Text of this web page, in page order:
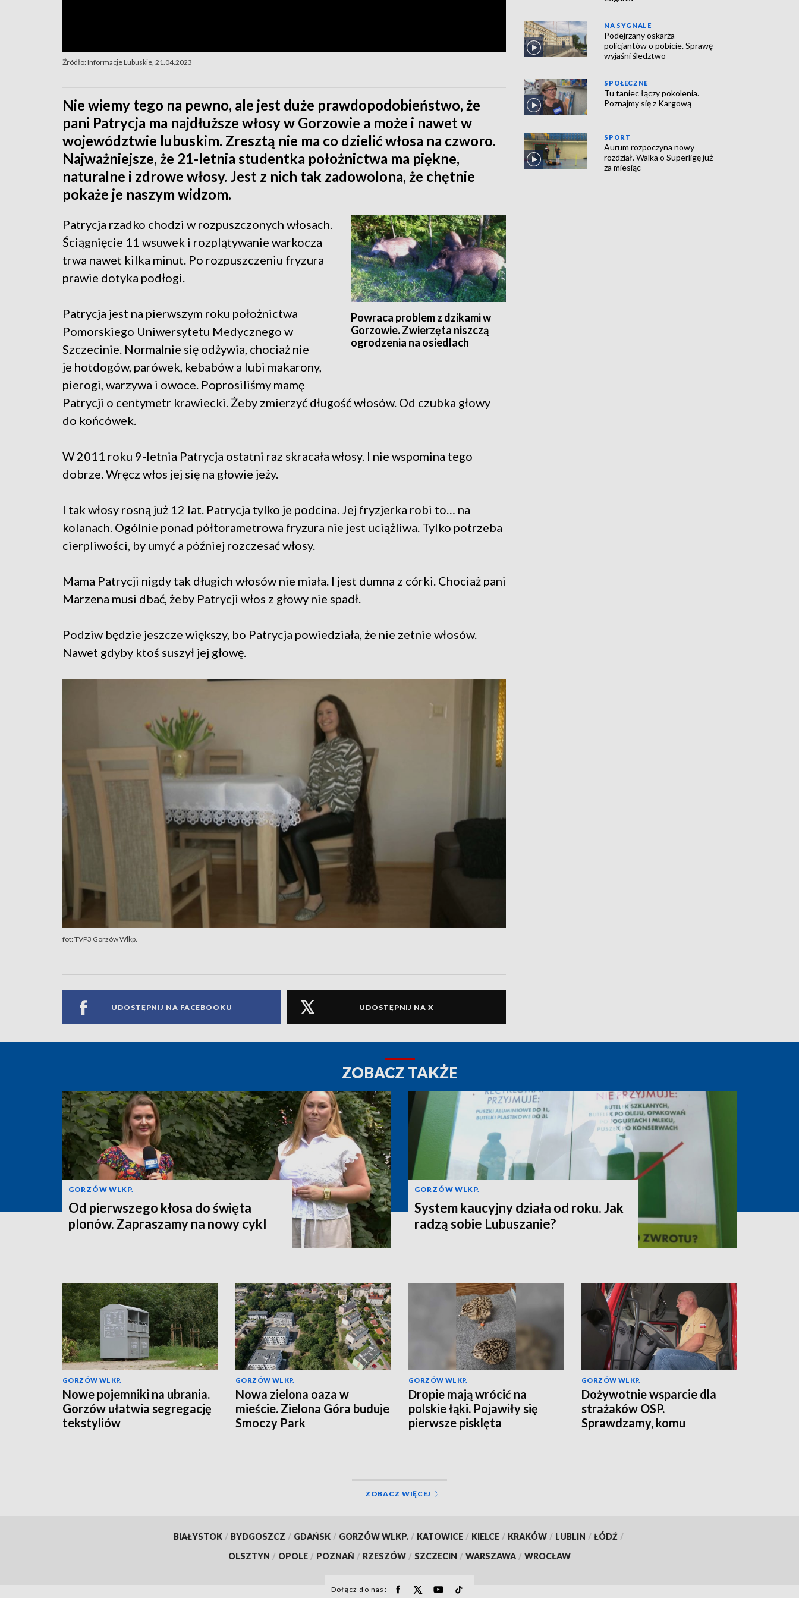
Źródło: Informacje Lubuskie, 21.04.2023
Nie wiemy tego na pewno, ale jest duże prawdopodobieństwo, że
pani Patrycja ma najdłuższe włosy w Gorzowie a może i nawet w
województwie lubuskim. Zresztą nie ma co dzielić włosa na czworo.
Najważniejsze, że 21-letnia studentka położnictwa ma piękne,
naturalne i zdrowe włosy. Jest z nich tak zadowolona, że chętnie
pokaże je naszym widzom.
Powraca problem z dzikami w
Gorzowie. Zwierzęta niszczą
ogrodzenia na osiedlach
Patrycja rzadko chodzi w rozpuszczonych włosach.
Ściągnięcie 11 wsuwek i rozplątywanie warkocza
trwa nawet kilka minut. Po rozpuszczeniu fryzura
prawie dotyka podłogi.
Patrycja jest na pierwszym roku położnictwa
Pomorskiego Uniwersytetu Medycznego w
Szczecinie. Normalnie się odżywia, chociaż nie
je hotdogów, parówek, kebabów a lubi makarony,
pierogi, warzywa i owoce. Poprosiliśmy mamę
Patrycji o centymetr krawiecki. Żeby zmierzyć długość włosów. Od czubka głowy
do końcówek.
W 2011 roku 9-letnia Patrycja ostatni raz skracała włosy. I nie wspomina tego
dobrze. Wręcz włos jej się na głowie jeży.
I tak włosy rosną już 12 lat. Patrycja tylko je podcina. Jej fryzjerka robi to… na
kolanach. Ogólnie ponad półtorametrowa fryzura nie jest uciążliwa. Tylko potrzeba
cierpliwości, by umyć a później rozczesać włosy.
Mama Patrycji nigdy tak długich włosów nie miała. I jest dumna z córki. Chociaż pani
Marzena musi dbać, żeby Patrycji włos z głowy nie spadł.
Podziw będzie jeszcze większy, bo Patrycja powiedziała, że nie zetnie włosów.
Nawet gdyby ktoś suszył jej głowę.
fot: TVP3 Gorzów Wlkp.
UDOSTĘPNIJ NA FACEBOOKU UDOSTĘPNIJ NA X
NA SYGNALE
Podejrzany oskarża
policjantów o pobicie. Sprawę
wyjaśni śledztwo
SPOŁECZNE
Tu taniec łączy pokolenia.
Poznajmy się z Kargową
SPORT
Aurum rozpoczyna nowy
rozdział. Walka o Superligę już
za miesiąc
ZOBACZ TAKŻE
GORZÓW WLKP.
Od pierwszego kłosa do święta
plonów. Zapraszamy na nowy cykl
GORZÓW WLKP.
System kaucyjny działa od roku. Jak
radzą sobie Lubuszanie?
GORZÓW WLKP.
Nowe pojemniki na ubrania.
Gorzów ułatwia segregację
tekstyliów
GORZÓW WLKP.
Nowa zielona oaza w
mieście. Zielona Góra buduje
Smoczy Park
GORZÓW WLKP.
Dropie mają wrócić na
polskie łąki. Pojawiły się
pierwsze pisklęta
GORZÓW WLKP.
Dożywotnie wsparcie dla
strażaków OSP.
Sprawdzamy, komu
ZOBACZ WIĘCEJ
BIAŁYSTOK / BYDGOSZCZ / GDAŃSK / GORZÓW WLKP. / KATOWICE / KIELCE / KRAKÓW / LUBLIN / ŁÓDŹ /
OLSZTYN / OPOLE / POZNAŃ / RZESZÓW / SZCZECIN / WARSZAWA / WROCŁAW
Dołącz do nas: